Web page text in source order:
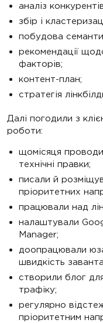
аналіз
збір і
побудова
рекомендації
факторів;
контент-план;
стратегія
Далі погодили з
роботи:
щомісяця
технічні правки;
писали й
пріоритетних
працювали над
налаштували
Manager;
доопрацювали
швидкість
створили блог
трафіку;
регулярно
пріоритетним